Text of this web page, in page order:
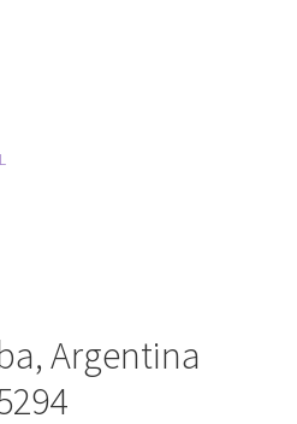
Argentina